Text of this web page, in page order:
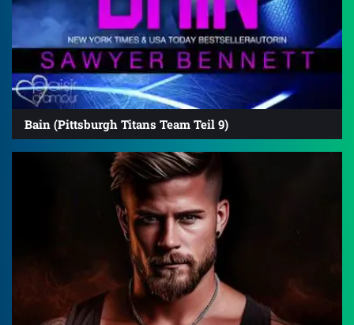
Bain (Pittsburgh Titans Team Teil 9)